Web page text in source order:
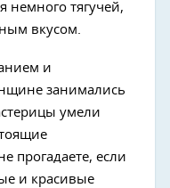
немного тягучей,
вкусом.
и
занимались
умели
прогадаете, если
и красивые